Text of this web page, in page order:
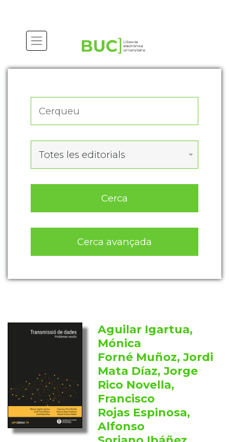
Totes les editorials
Cerca
Cerca avançada
Aguilar Igartua,
Mónica
Forné Muñoz, Jordi
Mata Díaz, Jorge
Rico Novella,
Francisco
Rojas Espinosa,
Alfonso